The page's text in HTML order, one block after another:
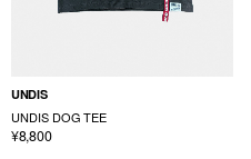
UNDIS
UNDIS DOG TEE
¥8,800